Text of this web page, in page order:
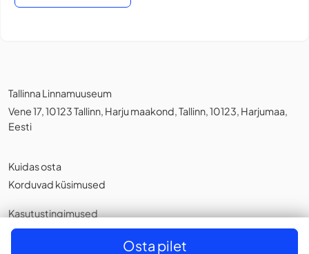
Osta pilet
Tallinna Linnamuuseum
Vene 17, 10123 Tallinn, Harju maakond, Tallinn, 10123, Harjumaa,
Eesti
Kuidas osta
Korduvad küsimused
Kasutustingimused
Privaatsuspoliitika,Küpsistest